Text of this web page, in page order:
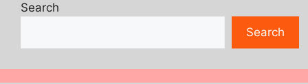
Search
Search